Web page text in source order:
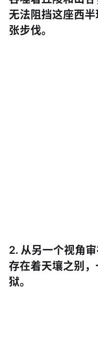
无法阻挡这座西
张步伐。
2. 从另一个视角
存在着天壤之别
狱。